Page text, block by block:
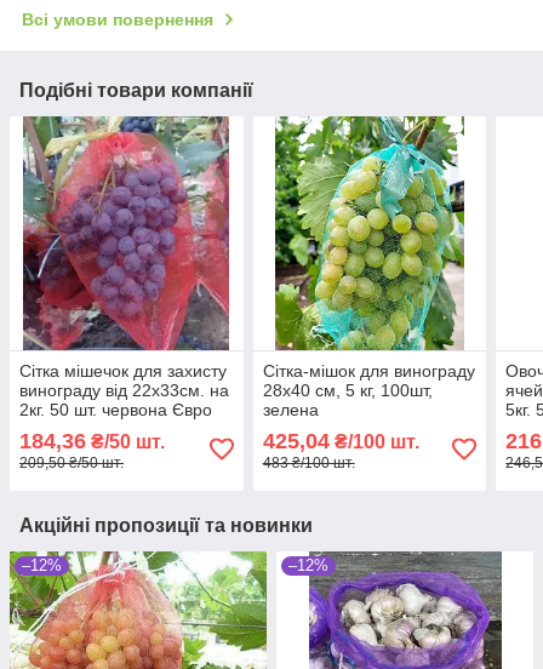
Всі умови повернення
Подібні товари компанії
Сітка мішечок для захисту
винограду від 22х33см. на
2кг. 50 шт. червона Євро
184,36 ₴/50 шт.
209,50 ₴/50 шт.
Сітка-мішок для винограду
28х40 см, 5 кг, 100шт,
зелена
425,04₴/100 шт.
483 ₴/100 шт.
5кг.
Акційні пропозиції та новинки
–12% –12%